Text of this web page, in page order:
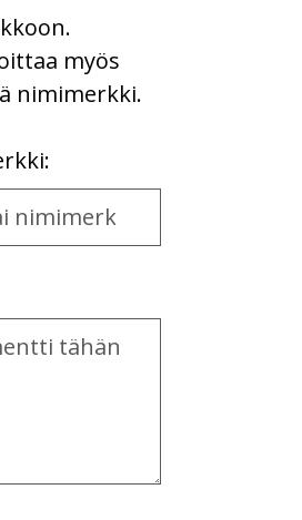
myös
nimimerkki.
Name
and